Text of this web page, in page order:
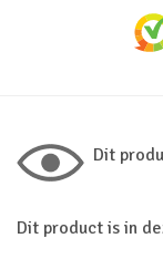
Dit
Dit product is in